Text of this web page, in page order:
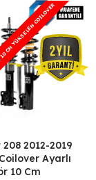
COILOVER
COILOVER
2012-2019
Ayarlı
10 Cm